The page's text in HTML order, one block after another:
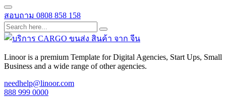
สอบถาม 0808 858 158
Linoor is a premium Template for Digital Agencies, Start Ups, Small
Business and a wide range of other agencies.
needhelp@linoor.com
888 999 0000